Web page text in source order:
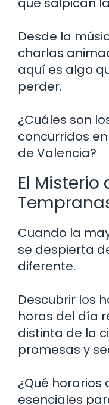
Desde la
charlas
aquí es algo
perder.
¿Cuáles son
concurridos
de Valencia?
El Misterio
Cuando la
se despierta
diferente.
Descubrir los
horas del día
distinta de la
promesas y
¿Qué
esenciales